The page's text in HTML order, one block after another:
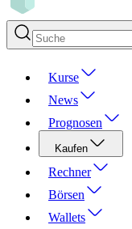
Kurse
News
Prognosen
Kaufen
Rechner
Börsen
Wallets